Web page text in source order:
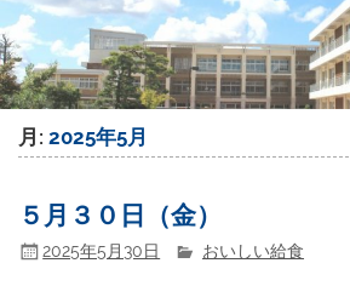
月:2025年5月
５月３０日（金）
2025年5月30日 おいしい給食